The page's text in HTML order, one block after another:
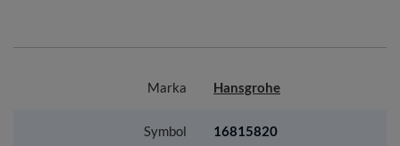
Marka Hansgrohe
Symbol 16815820